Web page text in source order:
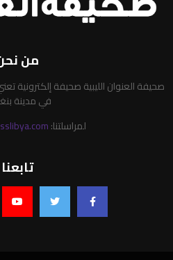
من
في مدينة
لمراسلتنا:
تابعنا